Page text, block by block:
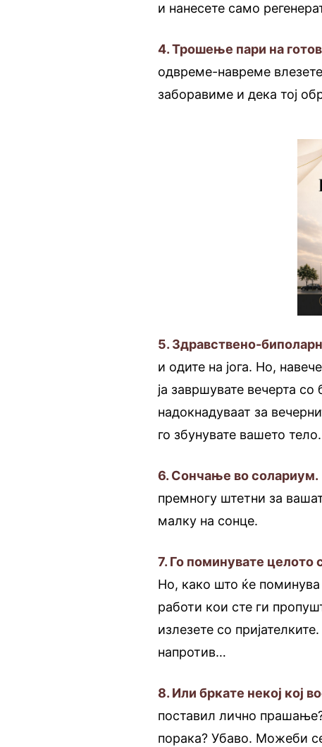
и нанесете само
4. Трошење пари на
одвреме-навреме
заборавиме и дека тој
5. Здравствено-
и одите на јога. Но,
ја завршувате вечерта
надокнадуваат за
го збунувате вашето тело.
6. Сончање во солариум.
премногу штетни за
малку на сонце.
7. Го поминувате целото
Но, како што ќе поминува
работи кои сте ги
излезете со
напротив…
8. Или бркате некој кој
поставил лично
порака? Убаво. Можеби